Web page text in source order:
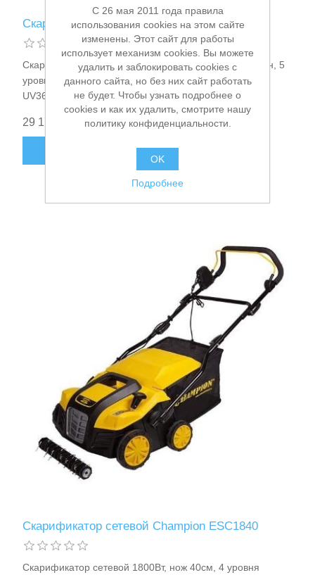
Пневмоинструменты
Измерительный инструмент
Скарификатор сетевой Makita UV3600
Скарификатор сетевой 1800Вт, нож 36см, 3700об/мин, 5
уровней (-10+5мм), травосборник 40л, 15.3кг Makita
UV3600
29 170,00 ₽
Скарификатор сетевой Champion ESC1840
Скарификатор сетевой 1800Вт, нож 40см, 4 уровня
C 26 мая 2011 года правила
использования cookies на этом сайте
изменены. Этот сайт для работы
использует механизм cookies. Вы можете
удалить и заблокировать cookies с
данного сайта, но без них сайт работать
не будет. Чтобы узнать подробнее о
cookies и как их удалить, смотрите нашу
политику конфиденциальности.
OK
Подробнее